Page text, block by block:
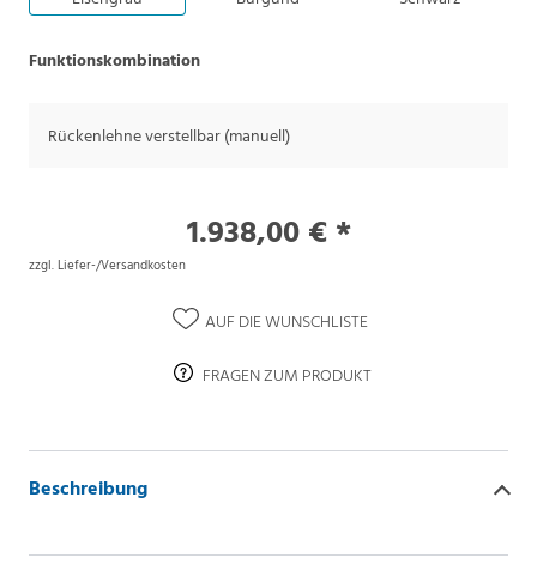
Funktionskombination
Rückenlehne verstellbar (manuell)
1.938,00 € *
zzgl. Liefer-/Versandkosten
AUF DIE WUNSCHLISTE
FRAGEN ZUM PRODUKT
Beschreibung